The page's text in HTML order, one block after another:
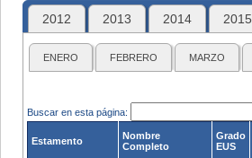
2012 2013 2014 2015
ENERO FEBRERO MARZO
Buscar en esta página:
Estamento
Nombre
Completo
Grado
EUS